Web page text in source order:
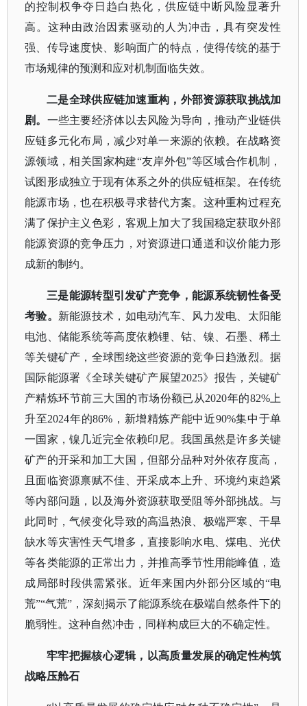
的控制权争夺日趋白热化，供应链中断风险显著升
高。这种由政治因素驱动的人为冲击，具有突发性
强、传导速度快、影响面广的特点，使得传统的基于
市场规律的预测和应对机制面临失效。
二是全球供应链加速重构，外部资源获取挑战加
剧。 一些主要经济体以去风险为导向，推动产业链供
应链多元化布局，减少对单一来源的依赖。在战略资
源领域，相关国家构建“友岸外包”等区域合作机制，
试图形成独立于现有体系之外的供应链框架。在传统
能源市场，也在积极寻求替代方案。这种重构过程充
满了保护主义色彩，客观上加大了我国稳定获取外部
能源资源的竞争压力，对资源进口通道和议价能力形
成新的制约。
三是能源转型引发矿产竞争，能源系统韧性备受
考验。 新能源技术，如电动汽车、风力发电、太阳能
电池、储能系统等高度依赖锂、钴、镍、石墨、稀土
等关键矿产，全球围绕这些资源的竞争日趋激烈。据
国际能源署《全球关键矿产展望2025》报告，关键矿
产精炼环节前三大国的市场份额已从2020年的82%上
升至2024年的86%，新增精炼产能中近90%集中于单
一国家，镍几近完全依赖印尼。我国虽然是许多关键
矿产的开采和加工大国，但部分品种对外依存度高，
且面临资源禀赋不佳、开采成本上升、环境约束趋紧
等内部问题，以及海外资源获取受阻等外部挑战。与
此同时，气候变化导致的高温热浪、极端严寒、干旱
缺水等灾害性天气增多，直接影响水电、煤电、光伏
等各类能源的正常出力，并推高季节性用能峰值，造
成局部时段供需紧张。近年来国内外部分区域的“电
荒”“气荒”，深刻揭示了能源系统在极端自然条件下的
脆弱性。这种自然冲击，同样构成巨大的不确定性。
牢牢把握核心逻辑，以高质量发展的确定性构筑
战略压舱石